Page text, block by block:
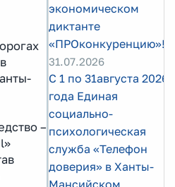
–
экономическом
диктанте
«ПРОконкуренцию»!
31.07.2026
С 1 по 31августа 2026
года Единая
социально-
психологическая
служба «Телефон
доверия» в Ханты-
Мансийском